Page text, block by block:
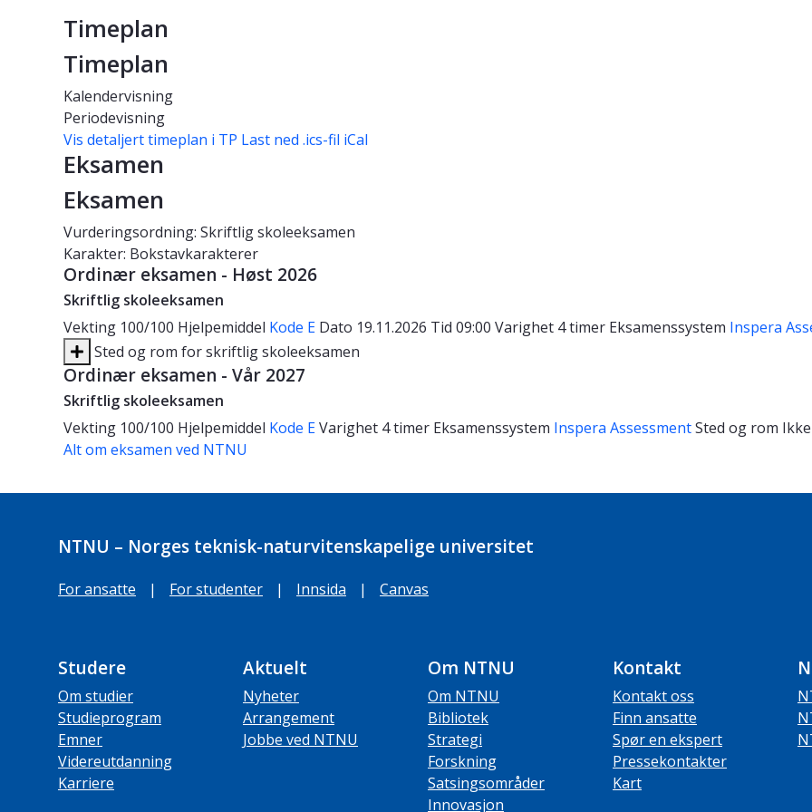
Timeplan
Timeplan
Kalendervisning
Periodevisning
Vis detaljert timeplan i TP Last ned .ics-fil iCal
Eksamen
Eksamen
Vurderingsordning: Skriftlig skoleeksamen
Karakter: Bokstavkarakterer
Ordinær eksamen - Høst 2026
Skriftlig skoleeksamen
Vekting 100/100 Hjelpemiddel Kode E Dato 19.11.2026 Tid 09:00 Varighet 4 timer Eksamenssystem Inspera
Sted og rom for skriftlig skoleeksamen
Ordinær eksamen - Vår 2027
Skriftlig skoleeksamen
Vekting 100/100 Hjelpemiddel Kode EVarighet 4 timer Eksamenssystem Inspera AssessmentSted og rom
Alt om eksamen ved NTNU
NTNU – Norges teknisk-naturvitenskapelige universitet
For ansatte | For studenter | Innsida | Canvas
Studere
Om studier
Studieprogram
Emner
Videreutdanning
Karriere
Aktuelt
Nyheter
Arrangement
Jobbe ved NTNU
Om NTNU
Om NTNU
Bibliotek
Strategi
Forskning
Satsingsområder
Innovasjon
Kontakt
Kontakt oss
Finn ansatte
Spør en ekspert
Pressekontakter
Kart